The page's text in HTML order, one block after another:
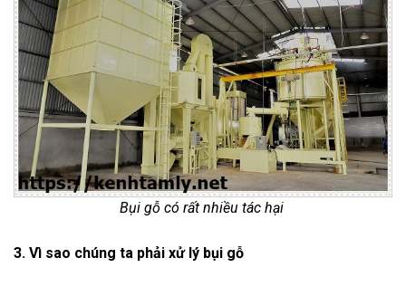
Bụi gỗ có rất nhiều tác hại
3. Vì sao chúng ta phải xử lý bụi gỗ